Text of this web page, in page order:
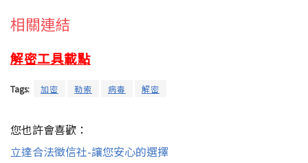
相關連結
解密工具載點
Tags: 加密 勒索 病毒 解密
您也許會喜歡：
立達合法徵信社-讓您安心的選擇